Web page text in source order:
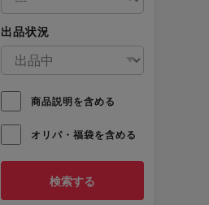
出品状況
商品説明を含める
オリパ・福袋を含める